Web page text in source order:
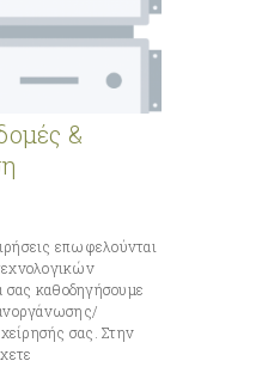
&
επωφελούνται
καθοδηγήσουμε
σας. Στην